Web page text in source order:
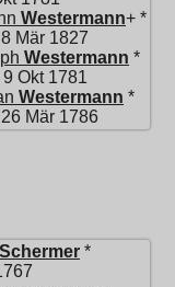
Westermann+ *
Mär 1827
Westermann *
Okt 1781
Westermann *
Mär 1786
Schermer *